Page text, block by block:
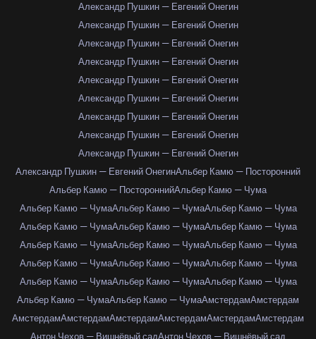
Александр Пушкин — Евгений Онегин
Александр Пушкин — Евгений Онегин
Александр Пушкин — Евгений Онегин
Александр Пушкин — Евгений Онегин
Александр Пушкин — Евгений Онегин
Александр Пушкин — Евгений Онегин
Александр Пушкин — Евгений Онегин
Александр Пушкин — Евгений Онегин
Александр Пушкин — Евгений Онегин
Александр Пушкин — Евгений ОнегинАльбер Камю — Посторонний
Альбер Камю — ПостороннийАльбер Камю — Чума
Альбер Камю — ЧумаАльбер Камю — ЧумаАльбер Камю — Чума
Альбер Камю — ЧумаАльбер Камю — ЧумаАльбер Камю — Чума
Альбер Камю — ЧумаАльбер Камю — ЧумаАльбер Камю — Чума
Альбер Камю — ЧумаАльбер Камю — ЧумаАльбер Камю — Чума
Альбер Камю — ЧумаАльбер Камю — ЧумаАльбер Камю — Чума
Альбер Камю — ЧумаАльбер Камю — ЧумаАмстердамАмстердам
АмстердамАмстердамАмстердамАмстердамАмстердамАмстердам